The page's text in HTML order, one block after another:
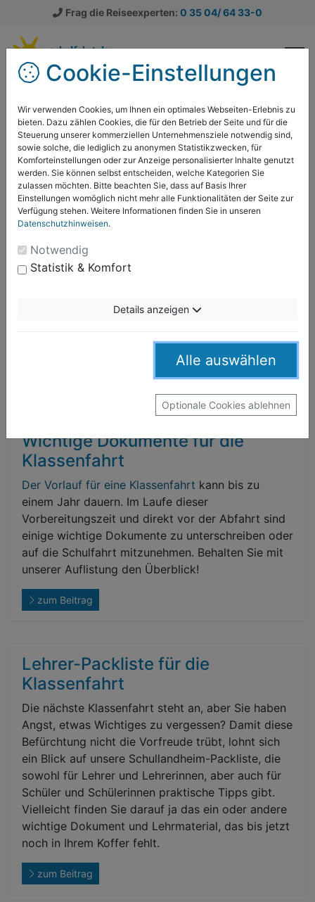
Frag die Reiseexperten: 0 35 04/ 64 33-0
Alle Beiträge zum Thema:
Nicht vergessen!
Klassenfahrt-Checkliste für
Bei der Planung einer Klassenfahrt ist es schwierig,
den Überblick zu behalten. Eine Checkliste
wichtigen Termine und Aufgaben im Blick zu
einen reibungslosen Ablauf!
Wichtige Dokumente für die
Klassenfahrt
Der Vorlauf für eine Klassenfahrt kann bis zu
einem Jahr dauern. Im Laufe dieser
Vorbereitungszeit und direkt vor der Abfahrt sind
einige wichtige Dokumente zu unterschreiben oder
auf die Schulfahrt mitzunehmen. Behalten Sie mit
unserer Auflistung den Überblick!
zum Beitrag
Lehrer-Packliste für die
Klassenfahrt
Die nächste Klassenfahrt steht an, aber Sie haben
Angst, etwas Wichtiges zu vergessen? Damit diese
Befürchtung nicht die Vorfreude trübt, lohnt sich
ein Blick auf unsere Schullandheim-Packliste, die
sowohl für Lehrer und Lehrerinnen, aber auch für
Schüler und Schülerinnen praktische Tipps gibt.
Vielleicht finden Sie darauf ja das ein oder andere
wichtige Dokument und Lehrmaterial, das bis jetzt
noch in Ihrem Koffer fehlt.
zum Beitrag
Cookie-Einstellungen
Wir verwenden Cookies, um Ihnen ein optimales Webseiten-Erlebnis zu
bieten. Dazu zählen Cookies, die für den Betrieb der Seite und für die
Steuerung unserer kommerziellen Unternehmensziele notwendig sind,
sowie solche, die lediglich zu anonymen Statistikzwecken, für
Komforteinstellungen oder zur Anzeige personalisierter Inhalte genutzt
werden. Sie können selbst entscheiden, welche Kategorien Sie
zulassen möchten. Bitte beachten Sie, dass auf Basis Ihrer
Einstellungen womöglich nicht mehr alle Funktionalitäten der Seite zur
Verfügung stehen. Weitere Informationen finden Sie in unseren
Datenschutzhinweisen.
Notwendig
Statistik & Komfort
Details anzeigen
Alle auswählen
Optionale Cookies ablehnen